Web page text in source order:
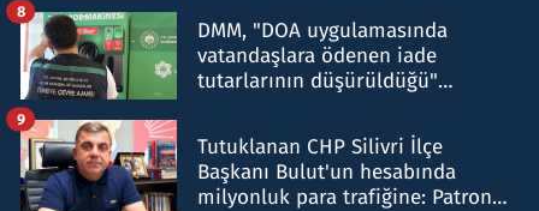
DMM, "DOA uygulamasında
vatandaşlara ödenen iade
tutarlarının düşürüldüğü"
8
Tutuklanan CHP Silivri İlçe
Başkanı Bulut'un hesabında
milyonluk para trafiğine: Patron
9